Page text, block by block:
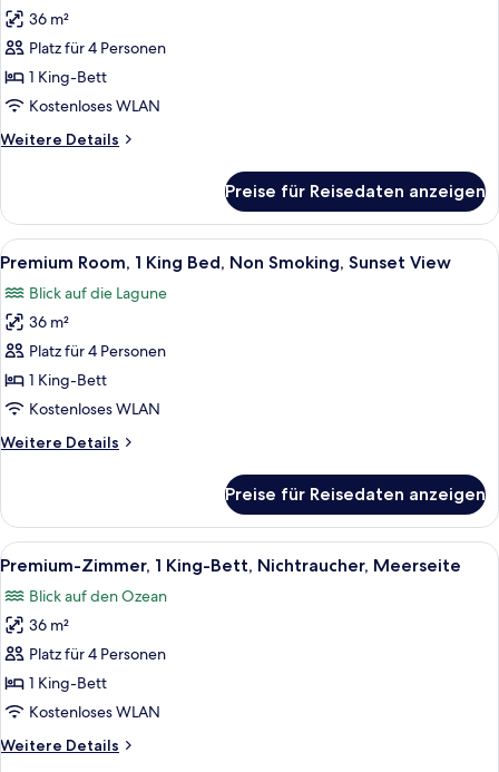
Premium-
Zimmer,
1 King-
Bett,
Gartenblick
36 m²
Platz für 4 Personen
1 King-Bett
Kostenloses WLAN
Weitere Details
Weitere
Zimmer,
1 King-
Bett,
Gartenblick
Preise für Reisedaten anzeigen
Alle
Fotos
für
Premium
Room,
1
King
Non
View
anzeigen
Ein Hotelzimmer mit Bett,
5
Premium Room, 1 King Bed, Non Smoking, Sunset View
Blick auf die Lagune
36 m²
Platz für 4 Personen
1 King-Bett
Kostenloses WLAN
Weitere Details
Weitere
Room,
King
Non
Smoking,
View
Preise für Reisedaten anzeigen
Alle
Fotos
für
Premium-
Zimmer,
1 King-
Bett,
Meerseite
Ein Hotelzimmer mit einem großen
6
Premium-Zimmer, 1 King-Bett, Nichtraucher, Meerseite
Blick auf den Ozean
36 m²
Platz für 4 Personen
1 King-Bett
Kostenloses WLAN
Weitere Details
Weitere